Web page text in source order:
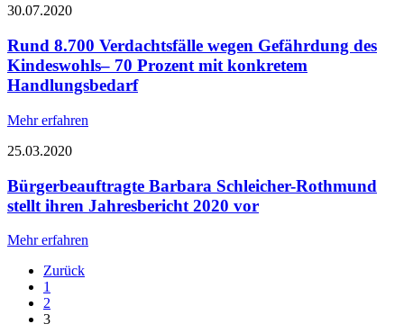
30.07.2020
Rund 8.700 Verdachtsfälle wegen Gefährdung des
Kindeswohls– 70 Prozent mit konkretem
Handlungsbedarf
Mehr erfahren
25.03.2020
Bürgerbeauftragte Barbara Schleicher-Rothmund
stellt ihren Jahresbericht 2020 vor
Mehr erfahren
Zurück
1
2
3